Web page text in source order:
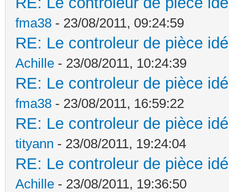
fma38 - 23/08/2011, 09:24:59
RE: Le controleur de pièce
Achille - 23/08/2011, 10:24:39
RE: Le controleur de pièce
fma38 - 23/08/2011, 16:59:22
RE: Le controleur de pièce
tityann - 23/08/2011, 19:24:04
RE: Le controleur de pièce
Achille - 23/08/2011, 19:36:50